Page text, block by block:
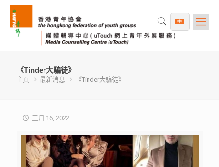
《Tinder大騙徒》
主頁 最新消息 《Tinder大騙徒》
三月 16, 2022